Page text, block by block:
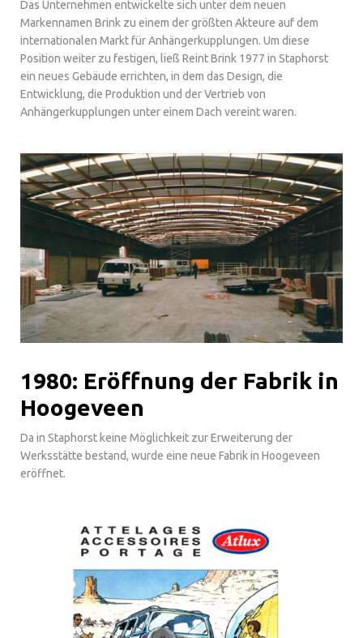
Das Unternehmen entwickelte sich unter dem neuen
Markennamen Brink zu einem der größten Akteure auf dem
internationalen Markt für Anhängerkupplungen. Um diese
Position weiter zu festigen, ließ Reint Brink 1977 in Staphorst
ein neues Gebäude errichten, in dem das Design, die
Entwicklung, die Produktion und der Vertrieb von
Anhängerkupplungen unter einem Dach vereint waren.
1980: Eröffnung der Fabrik in
Hoogeveen
Da in Staphorst keine Möglichkeit zur Erweiterung der
Werksstätte bestand, wurde eine neue Fabrik in Hoogeveen
eröffnet.